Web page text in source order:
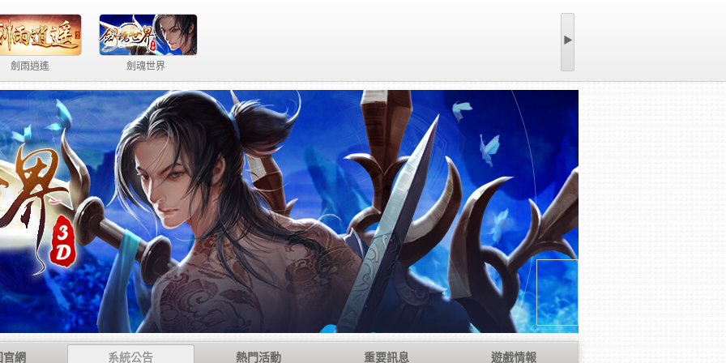
魔力學堂 第三世紀
▶
官網 系統公告 熱門活動 重要訊息 遊戲情報